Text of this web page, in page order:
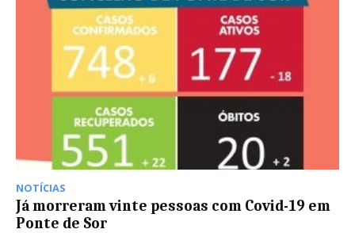
NOTÍCIAS
Já morreram vinte pessoas com Covid-19 em
Ponte de Sor